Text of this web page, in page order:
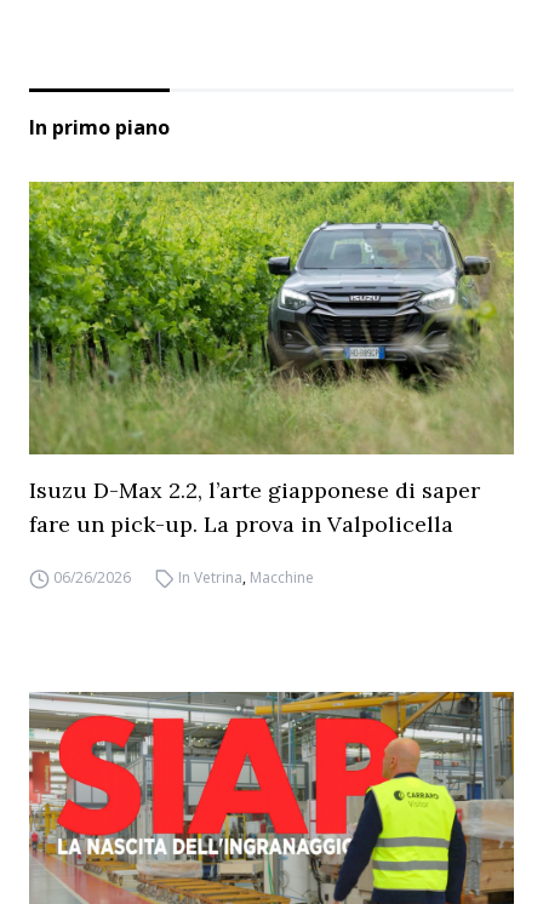
In primo piano
Isuzu D-Max 2.2, l’arte giapponese di saper
fare un pick-up. La prova in Valpolicella
06/26/2026 In Vetrina, Macchine